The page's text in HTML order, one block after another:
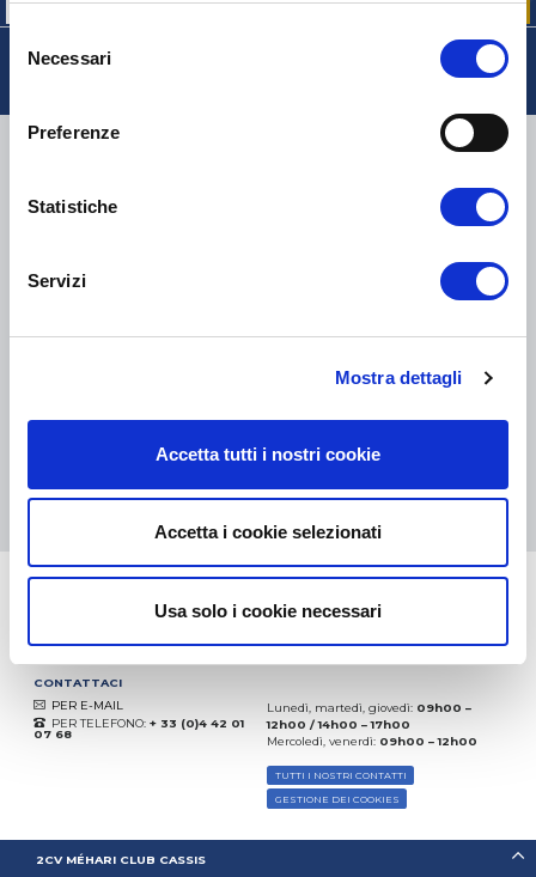
Selezione
delNecessari
Preferenze
Statistiche
Servizi
Mostra dettagli
Accetta tutti i nostri cookie
Accetta i cookie selezionati
Usa solo i cookie necessari
COLLI DI PICCOLE DIMENSIONI:
TNT, GÉODIS, FRANCE
eKomi
Eccellente:4.5/5
Basato sui37904 recensioni
(dal 2018)
CONTATTACI
PER E-MAIL
PER TELEFONO: + 33 (0)4 42 01
07 68
Lunedì, martedì, giovedì: 09h00 –
12h00 / 14h00 – 17h00
Mercoledì, venerdì: 09h00 – 12h00
TUTTI I NOSTRI CONTATTI
GESTIONE DEI COOKIES
2CV MÉHARI CLUB CASSIS